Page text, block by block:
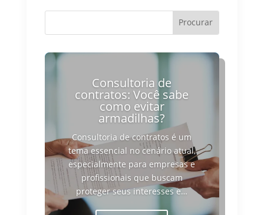
Consultoria de
contratos: Você sabe
como evitar
armadilhas?
Consultoria de contratos é um
tema essencial no cenário atual,
especialmente para empresas e
profissionais que buscam
proteger seus interesses e…